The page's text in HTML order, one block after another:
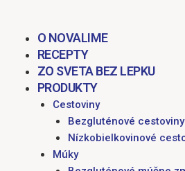
O NOVALIME
RECEPTY
ZO SVETA BEZ LEPKU
PRODUKTY
Cestoviny
Bezgluténové cestoviny
Nízkobielkovinové
Múky